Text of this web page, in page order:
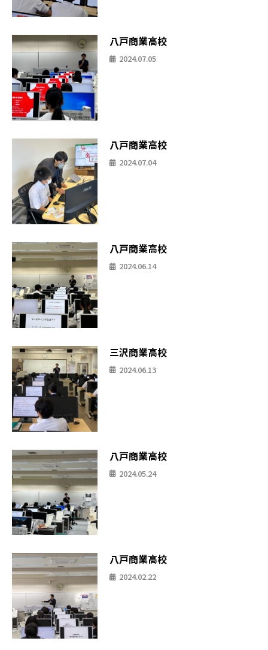
八戸商業高校
2024.07.05
八戸商業高校
2024.07.04
八戸商業高校
2024.06.14
三沢商業高校
2024.06.13
八戸商業高校
2024.05.24
八戸商業高校
2024.02.22